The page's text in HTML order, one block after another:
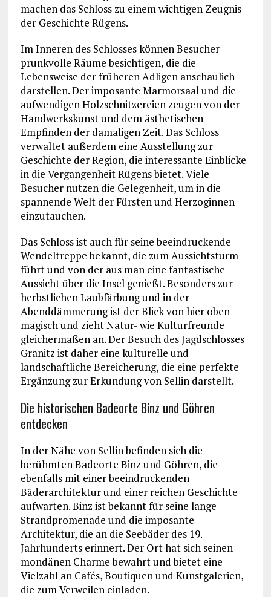
machen das Schloss zu einem wichtigen Zeugnis
der Geschichte Rügens.
Im Inneren des Schlosses können Besucher
prunkvolle Räume besichtigen, die die
Lebensweise der früheren Adligen anschaulich
darstellen. Der imposante Marmorsaal und die
aufwendigen Holzschnitzereien zeugen von der
Handwerkskunst und dem ästhetischen
Empfinden der damaligen Zeit. Das Schloss
verwaltet außerdem eine Ausstellung zur
Geschichte der Region, die interessante Einblicke
in die Vergangenheit Rügens bietet. Viele
Besucher nutzen die Gelegenheit, um in die
spannende Welt der Fürsten und Herzoginnen
einzutauchen.
Das Schloss ist auch für seine beeindruckende
Wendeltreppe bekannt, die zum Aussichtsturm
führt und von der aus man eine fantastische
Aussicht über die Insel genießt. Besonders zur
herbstlichen Laubfärbung und in der
Abenddämmerung ist der Blick von hier oben
magisch und zieht Natur- wie Kulturfreunde
gleichermaßen an. Der Besuch des Jagdschlosses
Granitz ist daher eine kulturelle und
landschaftliche Bereicherung, die eine perfekte
Ergänzung zur Erkundung von Sellin darstellt.
Die historischen Badeorte Binz und Göhren
entdecken
In der Nähe von Sellin befinden sich die
berühmten Badeorte Binz und Göhren, die
ebenfalls mit einer beeindruckenden
Bäderarchitektur und einer reichen Geschichte
aufwarten. Binz ist bekannt für seine lange
Strandpromenade und die imposante
Architektur, die an die Seebäder des 19.
Jahrhunderts erinnert. Der Ort hat sich seinen
mondänen Charme bewahrt und bietet eine
Vielzahl an Cafés, Boutiquen und Kunstgalerien,
die zum Verweilen einladen.